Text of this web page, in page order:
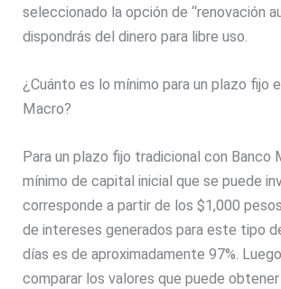
seleccionado la opción de “renovación
dispondrás del dinero para libre uso.
¿Cuánto es lo mínimo para un plazo fijo
Macro?
Para un plazo fijo tradicional con Banco
mínimo de capital inicial que se puede
corresponde a partir de los $1,000
de intereses generados para este tipo
días es de aproximadamente 97%.
comparar los valores que puede